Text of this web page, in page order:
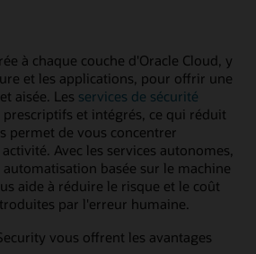
à chaque couche d'Oracle Cloud, y
et les applications, pour offrir une
aisée. Les services de sécurité
et intégrés, ce qui réduit
permet de vous concentrer
Avec les services autonomes,
basée sur le machine
aide à réduire le risque et le coût
par l'erreur humaine.
vous offrent les avantages